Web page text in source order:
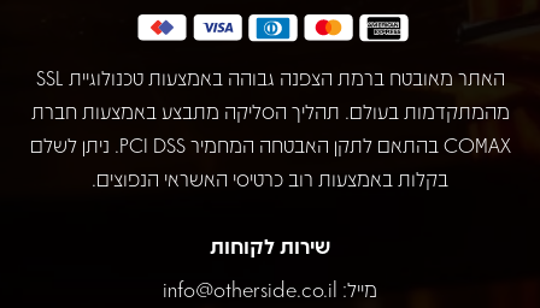
האתר מאובטח ברמת הצפנה גבוהה באמצעות טכנולוגיית SSL
מהמתקדמות בעולם. תהליך הסליקה מתבצע באמצעות חברת
COMAX בהתאם לתקן האבטחה המחמיר PCI DSS. ניתן לשלם
בקלות באמצעות רוב כרטיסי האשראי הנפוצים.
שירות לקוחות
מייל: info@otherside.co.il